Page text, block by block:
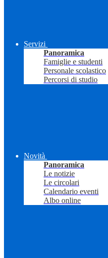
Servizi
Panoramica
Famiglie e studenti
Personale scolastico
Percorsi di studio
Novità
Panoramica
Le notizie
Le circolari
Calendario eventi
Albo online